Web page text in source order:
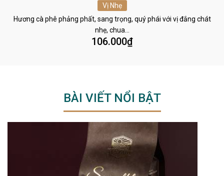
Vị Nhẹ
Hương cà phê phảng phất, sang trọng, quý phái với vị đắng chát
nhẹ, chua…
106.000₫
BÀI VIẾT NỔI BẬT